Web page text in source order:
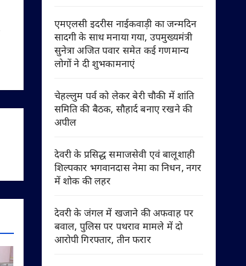
एमएलसी इदरीस नाईकवाड़ी का जन्मदिन
सादगी के साथ मनाया गया, उपमुख्यमंत्री
सुनेत्रा अजित पवार समेत कई गणमान्य
लोगों ने दी शुभकामनाएं
चेहल्लुम पर्व को लेकर बेरी चौकी में शांति
समिति की बैठक, सौहार्द बनाए रखने की
अपील
देवरी के प्रसिद्ध समाजसेवी एवं बालूशाही
शिल्पकार भगवानदास नेमा का निधन, नगर
में शोक की लहर
देवरी के जंगल में खजाने की अफवाह पर
बवाल, पुलिस पर पथराव मामले में दो
आरोपी गिरफ्तार, तीन फरार